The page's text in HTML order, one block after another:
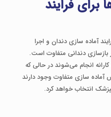
برای فرایند
آماده سازی دندان و اجرا
دندانی متفاوت است.
انجام می‌شوند در حالی که
آماده سازی متفاوت وجود دارند
انتخاب خواهد کرد.